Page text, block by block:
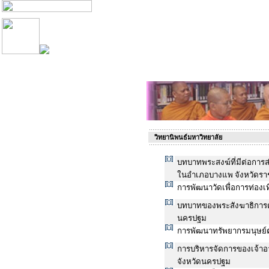
วิทยานิพนธ์มหาวิทยาลัย
บทบาทพระสงฆ์ที่มีต่อการ
ในอำเภอบางแพ จังหวัดรา
การพัฒนาวัดเพื่อการท่อง
บทบาทของพระสังฆาธิกา
นครปฐม
การพัฒนาทรัพยากรมนุษย์
การบริหารจัดการของเจ้
จังหวัดนครปฐม